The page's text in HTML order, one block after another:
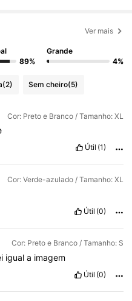
Ver mais
89%
Grande
4%
(2) Sem cheiro(5)
Cor: Preto e Branco / Tamanho: XL
Útil (1)
Cor: Verde-azulado / Tamanho: XL
Útil (0)
Cor: Preto e Branco / Tamanho: S
iguala imagem
Útil (0)